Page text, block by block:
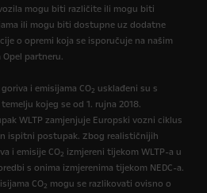
mogu biti različite ili mogu biti
ili mogu biti dostupne uz dodatne
o opremi koja se isporučuje na našim
partneru.
i emisijama CO2 usklađeni su s
kojeg se od 1. rujna 2018.
WLTP zamjenjuje Europski vozni ciklus
ispitni postupak. Zbog realističnijih
i emisije CO2 izmjereni tijekom WLTP-a u
s onima izmjerenima tijekom NEDC-a.
CO2 mogu se razlikovati ovisno o